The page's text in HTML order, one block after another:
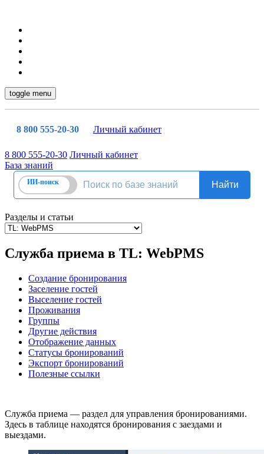
toggle menu
8 800 555-20-30 Личный кабинет
8 800 555-20-30 Личный кабинет
База знаний
Разделы и статьи
Служба приема в TL: WebPMS
Создание бронирования
Заселение гостей
Выселение гостей
Проживания
Группы
Другие действия
Отображение данных
Статусы бронирований
Экспорт бронирований
Полезные ссылки
Служба приема — раздел для управления бронированиями.
Здесь в таблице находятся бронирования c заездами и
выездами.